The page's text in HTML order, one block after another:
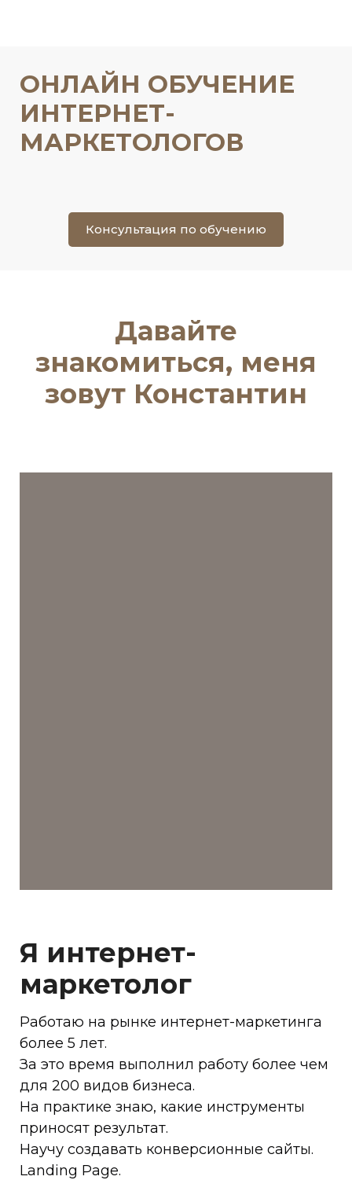
ОНЛАЙН ОБУЧЕНИЕ
ИНТЕРНЕТ-
МАРКЕТОЛОГОВ
Консультация по обучению
Давайте
знакомиться, меня
зовут Константин
Я интернет-
маркетолог
Работаю на рынке интернет-маркетинга
более 5 лет.
За это время выполнил работу более чем
для 200 видов бизнеса.
На практике знаю, какие инструменты
приносят результат.
Научу создавать конверсионные сайты.
Landing Page.